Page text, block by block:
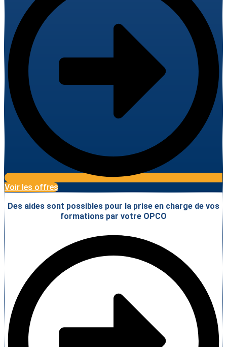
Voir les offres
Des aides sont possibles pour la prise en charge de vos
formations par votre OPCO